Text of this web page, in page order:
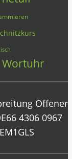
Wortuhr
Offener
4306 0967